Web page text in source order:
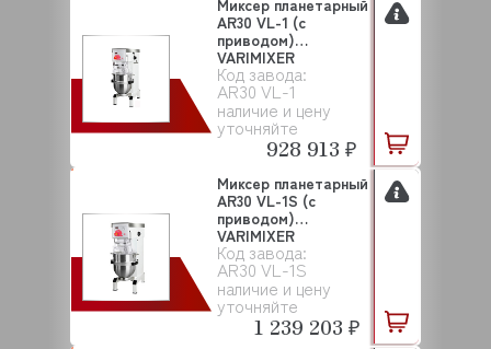
Код завода:
AR30 VL-1
наличие и цену
уточняйте
Миксер планетарный
AR30 VL-1 (с
приводом)
VARIMIXER
928 913 ₽
Код завода:
AR30 VL-1S
наличие и цену
уточняйте
Миксер планетарный
AR30 VL-1S (с
приводом)
VARIMIXER
1 239 203 ₽